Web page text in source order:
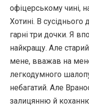
офіцерському чині,
Хотині. В сусіднього
гарні три дочки. Я
найкращу. Але
мене, вважав на
легкодумного
небагатий. Але
залицянню й